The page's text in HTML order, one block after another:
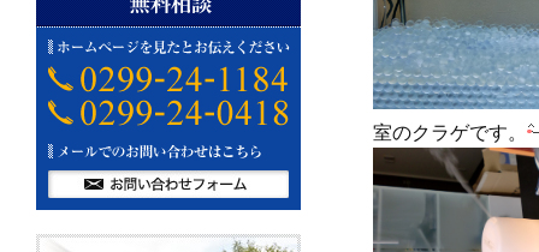
室のクラゲです。